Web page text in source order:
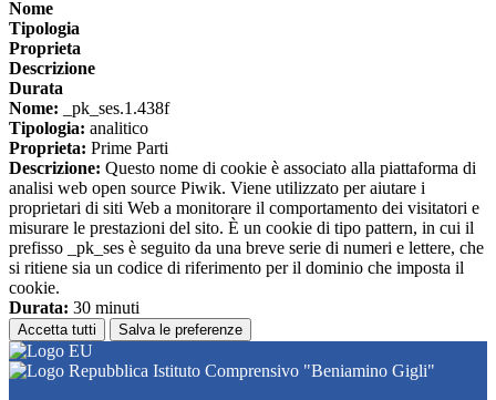
Nome
Tipologia
Proprieta
Descrizione
Durata
Nome: _pk_ses.1.438f
Tipologia: analitico
Proprieta: Prime Parti
Descrizione: Questo nome di cookie è associato alla piattaforma di
analisi web open source Piwik. Viene utilizzato per aiutare i
proprietari di siti Web a monitorare il comportamento dei visitatori e
misurare le prestazioni del sito. È un cookie di tipo pattern, in cui il
prefisso _pk_ses è seguito da una breve serie di numeri e lettere, che
si ritiene sia un codice di riferimento per il dominio che imposta il
cookie.
Durata: 30 minuti
Accetta tutti Salva le preferenze
Istituto Comprensivo "Beniamino Gigli"